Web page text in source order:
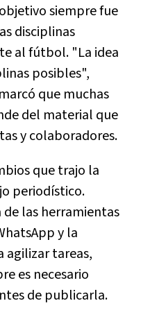
siempre fue
disciplinas
al fútbol. "La idea
posibles",
que muchas
del material que
y colaboradores.
que trajo la
periodístico.
las herramientas
y la
agilizar tareas,
es necesario
de publicarla.